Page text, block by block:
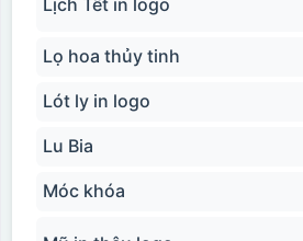
Lọ hoa thủy tinh
Lót ly in logo
Lu Bia
Móc khóa